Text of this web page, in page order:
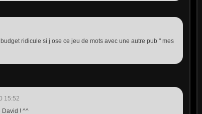
ridicule si j ose ce jeu de mots avec une autre pub " mes
15:52
David ! ^^